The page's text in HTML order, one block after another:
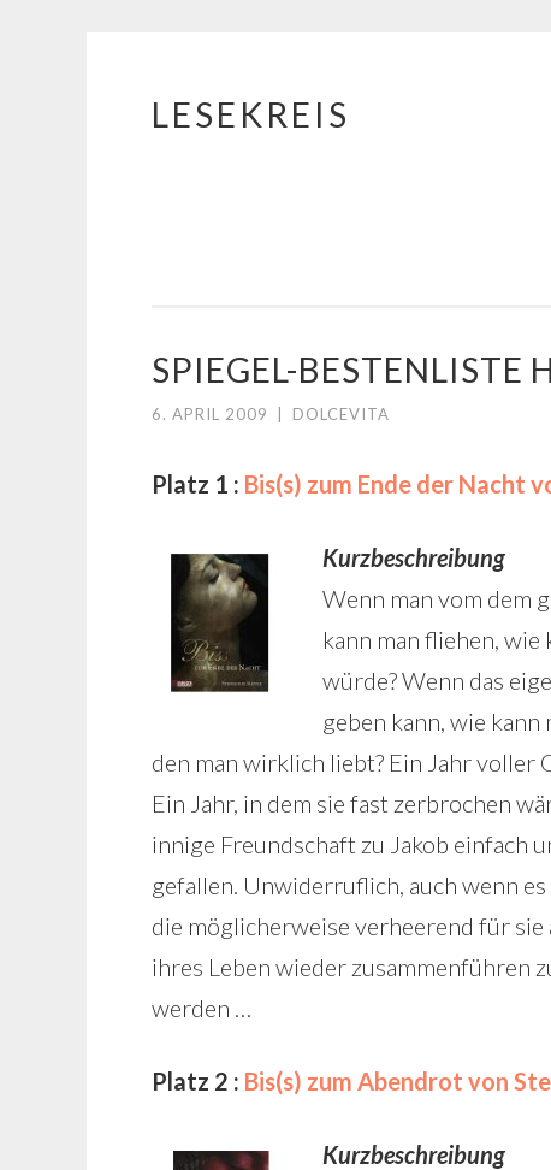
Springe
LESEKREIS
SPIEGEL-
6. APRIL 2009 DOLCEVITA
Platz 1 : Bis(s) zum Ende der Nacht
Kurzbeschreibung
Wenn man vom dem
kann man fliehen,
würde? Wenn das
geben kann, wie
den man wirklich liebt? Ein Jahr voller
Ein Jahr, in dem sie fast zerbrochen
innige Freundschaft zu Jakob einfach
gefallen. Unwiderruflich, auch wenn
die möglicherweise verheerend für
ihres Leben wieder zusammenführen
werden …
Platz 2 : Bis(s) zum Abendrot von
Kurzbeschreibung